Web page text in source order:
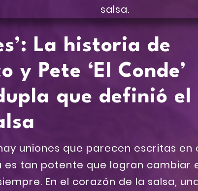
La historia de
y Pete ‘El Conde’
que definió el
uniones que parecen escritas en
es tan potente que logran cambiar
En el corazón de la salsa,